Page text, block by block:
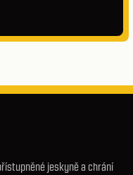
jeskyně a chrání